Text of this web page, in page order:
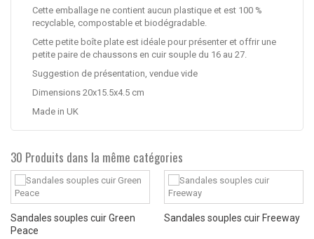
Cette emballage ne contient aucun plastique et est 100 %
recyclable, compostable et biodégradable.
Cette petite boîte plate est idéale pour présenter et offrir une
petite paire de chaussons en cuir souple du 16 au 27.
Suggestion de présentation, vendue vide
Dimensions 20x15.5x4.5 cm
Made in UK
30 Produits dans la même catégories
Sandales souples cuir Green
Peace
Sandales souples cuir Freeway